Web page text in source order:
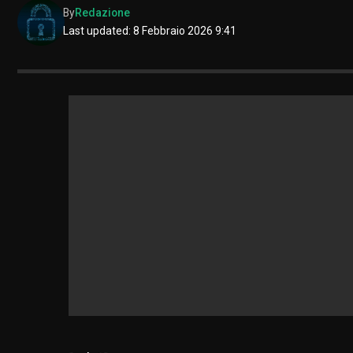
Last updated: 8 Febbraio 2026 9:41
ByRedazione